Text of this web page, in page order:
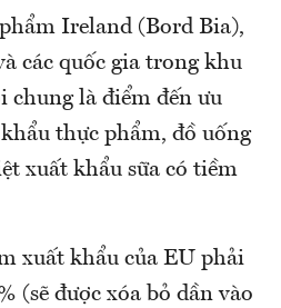
Ireland (Bord Bia),
các quốc gia trong khu
chung là điểm đến ưu
thực phẩm, đồ uống
xuất khẩu sữa có tiềm
xuất khẩu của EU phải
(sẽ được xóa bỏ dần vào